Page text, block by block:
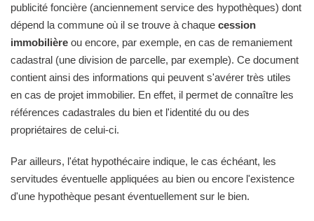
publicité foncière (anciennement service des hypothèques) dont
dépend la commune où il se trouve à chaque cession
immobilière ou encore, par exemple, en cas de remaniement
cadastral (une division de parcelle, par exemple). Ce document
contient ainsi des informations qui peuvent s'avérer très utiles
en cas de projet immobilier. En effet, il permet de connaître les
références cadastrales du bien et l'identité du ou des
propriétaires de celui-ci.
Par ailleurs, l'état hypothécaire indique, le cas échéant, les
servitudes éventuelle appliquées au bien ou encore l'existence
d'une hypothèque pesant éventuellement sur le bien.